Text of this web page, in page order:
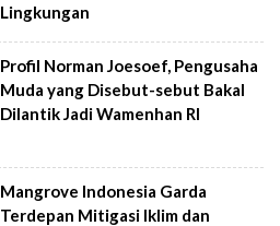
Lingkungan
Profil Norman Joesoef, Pengusaha
Muda yang Disebut-sebut Bakal
Dilantik Jadi Wamenhan RI
Mangrove Indonesia Garda
Terdepan Mitigasi Iklim dan